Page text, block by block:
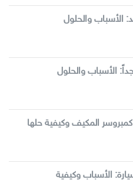
الأسباب والحلول
الأسباب والحلول
المكيف وكيفية حلها
الأسباب وكيفية